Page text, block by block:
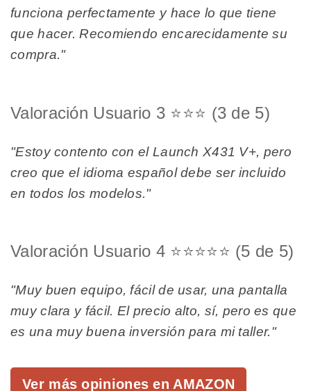
funciona perfectamente y hace lo que tiene
que hacer. Recomiendo encarecidamente su
compra."
Valoración Usuario 3 ⭐⭐⭐ (3 de 5)
"Estoy contento con el Launch X431 V+, pero
creo que el idioma español debe ser incluido
en todos los modelos."
Valoración Usuario 4 ⭐⭐⭐⭐⭐ (5 de 5)
"Muy buen equipo, fácil de usar, una pantalla
muy clara y fácil. El precio alto, sí, pero es que
es una muy buena inversión para mi taller."
Ver más opiniones en AMAZON